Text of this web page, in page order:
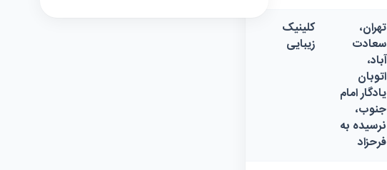
تهران،
سعادت
آباد،
اتوبان
یادگار امام
جنوب،
نرسیده به
فرحزاد
کلینیک
زیبایی